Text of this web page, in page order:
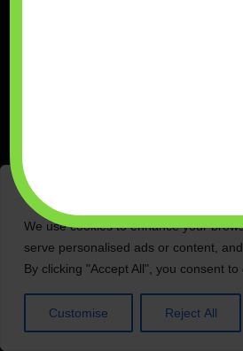
We value your privacy
We use cookies to enhance your
serve personalised ads or content,
By clicking "Accept All", you consent to
Customise Reject All